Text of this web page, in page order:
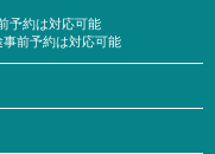
予約は対応可能
前予約は対応可能